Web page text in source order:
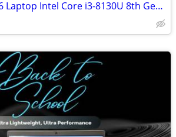
Acer Aspire E5-576 Laptop Intel Core i3-8130U 8th Gen 16GB RAM 128GB S